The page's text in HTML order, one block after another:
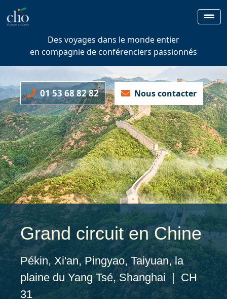
Des voyages dans le monde entier
en compagnie de conférenciers passionnés
01 53 68 82 82 Nous contacter
Grand circuit en Chine
Pékin, Xi'an, Pingyao, Taiyuan, la
plaine du Yang Tsé, Shanghai | CH
31